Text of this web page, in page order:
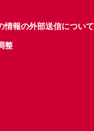
情報の外部送信について
整